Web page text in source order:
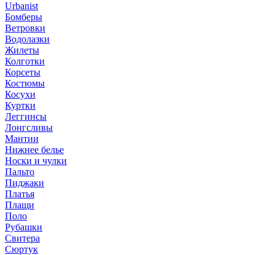
Urbanist
Бомберы
Ветровки
Водолазки
Жилеты
Колготки
Корсеты
Костюмы
Косухи
Куртки
Леггинсы
Лонгсливы
Мантии
Нижнее белье
Носки и чулки
Пальто
Пиджаки
Платья
Плащи
Поло
Рубашки
Свитера
Сюртук